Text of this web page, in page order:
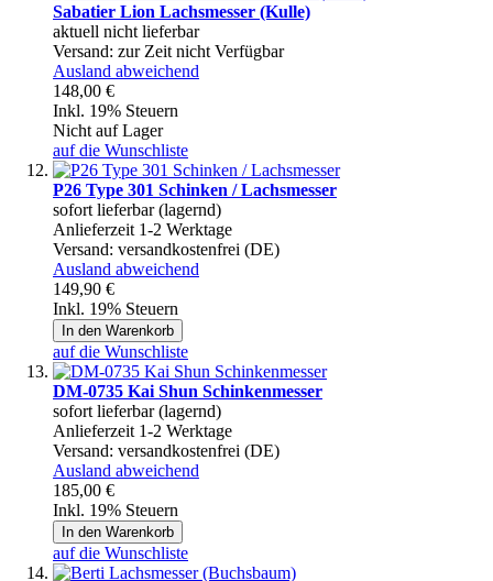
Sabatier Lion Lachsmesser (Kulle)
aktuell nicht lieferbar
Versand: zur Zeit nicht Verfügbar
Ausland abweichend
148,00 €
Inkl. 19% Steuern
Nicht auf Lager
auf die Wunschliste
P26 Type 301 Schinken / Lachsmesser
sofort lieferbar (lagernd)
Anlieferzeit 1-2 Werktage
Versand: versandkostenfrei (DE)
Ausland abweichend
149,90 €
Inkl. 19% Steuern
In den Warenkorb
auf die Wunschliste
DM-0735 Kai Shun Schinkenmesser
sofort lieferbar (lagernd)
Anlieferzeit 1-2 Werktage
Versand: versandkostenfrei (DE)
Ausland abweichend
185,00 €
Inkl. 19% Steuern
In den Warenkorb
auf die Wunschliste